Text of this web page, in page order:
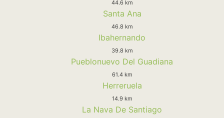
44.6 km
Santa Ana
46.8 km
Ibahernando
39.8 km
Pueblonuevo Del Guadiana
61.4 km
Herreruela
14.9 km
La Nava De Santiago